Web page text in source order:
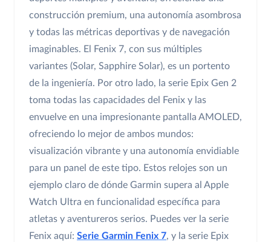
construcción premium, una autonomía asombrosa
y todas las métricas deportivas y de navegación
imaginables. El Fenix 7, con sus múltiples
variantes (Solar, Sapphire Solar), es un portento
de la ingeniería. Por otro lado, la serie Epix Gen 2
toma todas las capacidades del Fenix y las
envuelve en una impresionante pantalla AMOLED,
ofreciendo lo mejor de ambos mundos:
visualización vibrante y una autonomía envidiable
para un panel de este tipo. Estos relojes son un
ejemplo claro de dónde Garmin supera al Apple
Watch Ultra en funcionalidad específica para
atletas y aventureros serios. Puedes ver la serie
Fenix aquí: Serie Garmin Fenix 7, y la serie Epix